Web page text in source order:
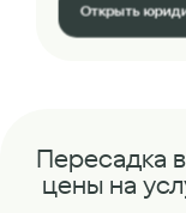
Открыть
Пересадка
цены на